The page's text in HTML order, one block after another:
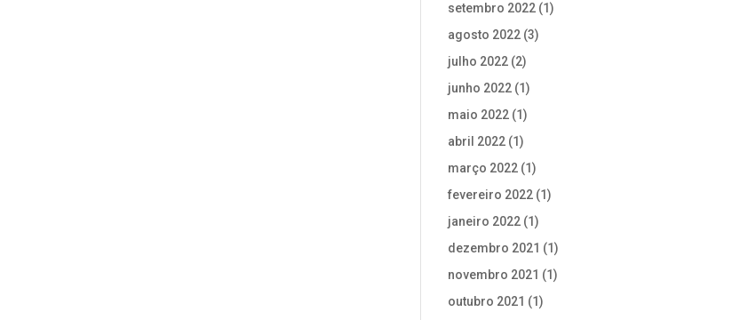
setembro 2022 (1)
agosto 2022 (3)
julho 2022 (2)
junho 2022 (1)
maio 2022 (1)
abril 2022 (1)
março 2022 (1)
fevereiro 2022 (1)
janeiro 2022 (1)
dezembro 2021 (1)
novembro 2021 (1)
outubro 2021 (1)